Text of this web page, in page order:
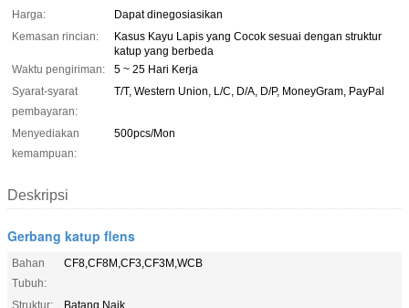
Harga:
Dapat dinegosiasikan
Kemasan rincian:
Kasus Kayu Lapis yang Cocok sesuai dengan struktur
katup yang berbeda
Waktu pengiriman:
5 ~ 25 Hari Kerja
Syarat-syarat
pembayaran:
T/T, Western Union, L/C, D/A, D/P, MoneyGram, PayPal
Menyediakan
kemampuan:
500pcs/Mon
Deskripsi
Gerbang katup flens
Bahan
Tubuh:
CF8,CF8M,CF3,CF3M,WCB
Struktur:
Batang Naik